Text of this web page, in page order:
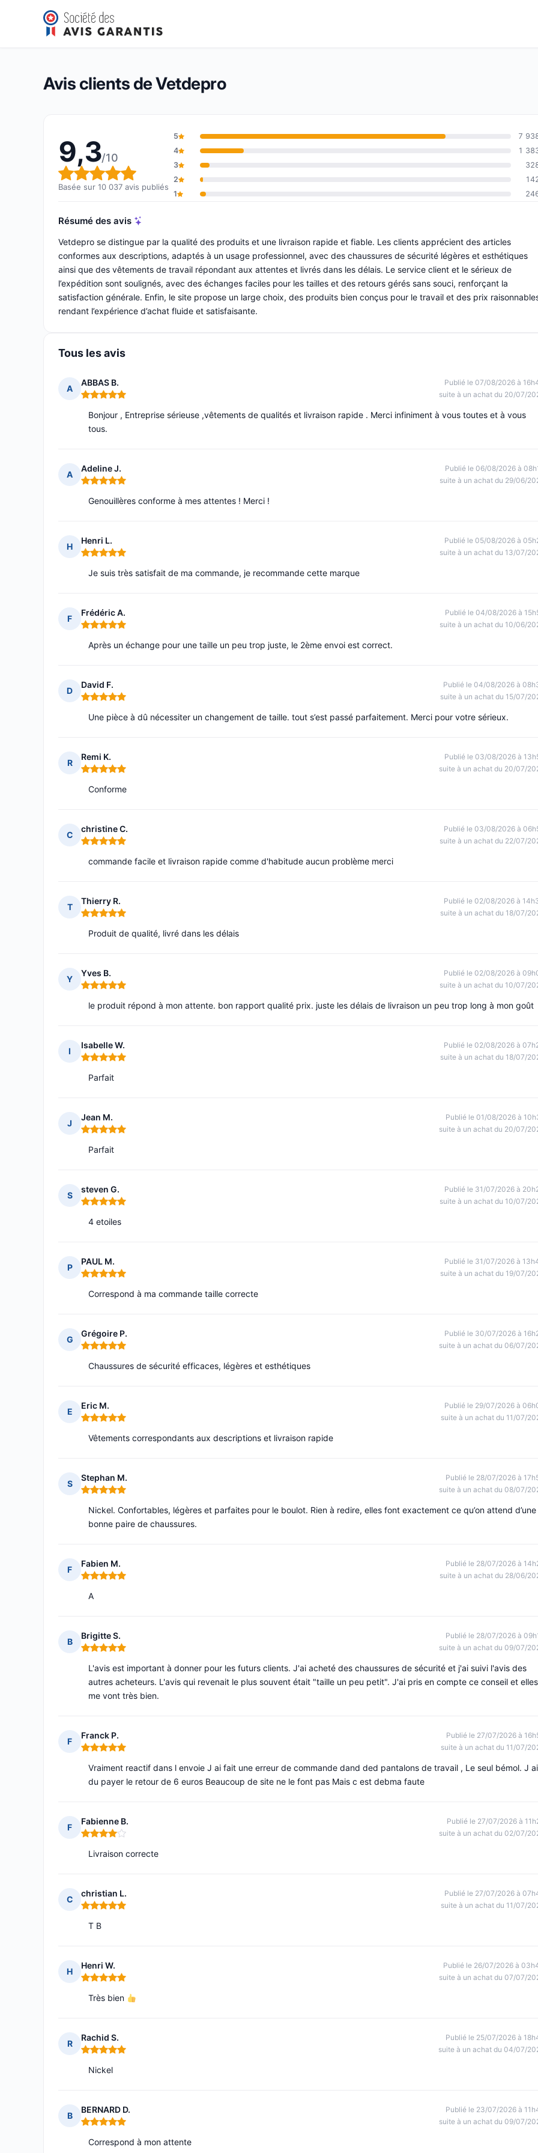
Vetdepro
Note globale : 9,3 sur 10
9,3/10(10 037 avis)
Avis clients de Vetdepro
9,3/10
Note globale : 9,3 sur 10
Basée sur 10 037 avis publiés
5
7
4
1
3
2
1
Résumé des avis
Vetdepro se distingue par la qualité des produits et une livraison rapide et fiable. Les clients apprécient des articles
conformes aux descriptions, adaptés à un usage professionnel, avec des chaussures de sécurité légères et esthétiques
ainsi que des vêtements de travail répondant aux attentes et livrés dans les délais. Le service client et le sérieux de
l’expédition sont soulignés, avec des échanges faciles pour les tailles et des retours gérés sans souci, renforçant la
satisfaction générale. Enfin, le site propose un large choix, des produits bien conçus pour le travail et des prix
rendant l’expérience d’achat fluide et satisfaisante.
Tous les avis
A
ABBAS B.
Note : 5 sur 5
Publié le 07/08/2026 à
suite à un achat du 20/07/
Bonjour , Entreprise sérieuse ,vêtements de qualités et livraison rapide . Merci infiniment à vous toutes et à vous
tous.
A
Adeline J.
Note : 5 sur 5
Publié le 06/08/2026 à
suite à un achat du 29/06/
Genouillères conforme à mes attentes ! Merci !
H
Henri L.
Note : 5 sur 5
Publié le 05/08/2026 à
suite à un achat du 13/07/
Je suis très satisfait de ma commande, je recommande cette marque
F
Frédéric A.
Note : 5 sur 5
Publié le 04/08/2026 à
suite à un achat du 10/06/
Après un échange pour une taille un peu trop juste, le 2ème envoi est correct.
D
David F.
Note : 5 sur 5
Publié le 04/08/2026 à
suite à un achat du 15/07/
Une pièce à dû nécessiter un changement de taille. tout s’est passé parfaitement. Merci pour votre sérieux.
R
Remi K.
Note : 5 sur 5
Publié le 03/08/2026 à
suite à un achat du 20/07/
Conforme
C
christine C.
Note : 5 sur 5
Publié le 03/08/2026 à
suite à un achat du 22/07/
commande facile et livraison rapide comme d'habitude aucun problème merci
T
Thierry R.
Note : 5 sur 5
Publié le 02/08/2026 à
suite à un achat du 18/07/
Produit de qualité, livré dans les délais
Y
Yves B.
Note : 5 sur 5
Publié le 02/08/2026 à
suite à un achat du 10/07/
le produit répond à mon attente. bon rapport qualité prix. juste les délais de livraison un peu trop long à mon goût
I
Isabelle W.
Note : 5 sur 5
Publié le 02/08/2026 à
suite à un achat du 18/07/
Parfait
J
Jean M.
Note : 5 sur 5
Publié le 01/08/2026 à
suite à un achat du 20/07/
Parfait
S
steven G.
Note : 5 sur 5
Publié le 31/07/2026 à
suite à un achat du 10/07/
4 etoiles
P
PAUL M.
Note : 5 sur 5
Publié le 31/07/2026 à
suite à un achat du 19/07/
Correspond à ma commande taille correcte
G
Grégoire P.
Note : 5 sur 5
Publié le 30/07/2026 à
suite à un achat du 06/07/
Chaussures de sécurité efficaces, légères et esthétiques
E
Eric M.
Note : 5 sur 5
Publié le 29/07/2026 à
suite à un achat du 11/07/
Vêtements correspondants aux descriptions et livraison rapide
S
Stephan M.
Note : 5 sur 5
Publié le 28/07/2026 à
suite à un achat du 08/07/
Nickel. Confortables, légères et parfaites pour le boulot. Rien à redire, elles font exactement ce qu’on attend d’une
bonne paire de chaussures.
F
Fabien M.
Note : 5 sur 5
Publié le 28/07/2026 à
suite à un achat du 28/06/
A
B
Brigitte S.
Note : 5 sur 5
Publié le 28/07/2026 à
suite à un achat du 09/07/
L'avis est important à donner pour les futurs clients. J'ai acheté des chaussures de sécurité et j'ai suivi l'avis des
autres acheteurs. L'avis qui revenait le plus souvent était "taille un peu petit". J'ai pris en compte ce conseil et elles
me vont très bien.
F
Franck P.
Note : 5 sur 5
Publié le 27/07/2026 à
suite à un achat du 11/07/
Vraiment reactif dans l envoie J ai fait une erreur de commande dand ded pantalons de travail , Le seul bémol. J ai
du payer le retour de 6 euros Beaucoup de site ne le font pas Mais c est debma faute
F
Fabienne B.
Note : 4 sur 5
Publié le 27/07/2026 à
suite à un achat du 02/07/
Livraison correcte
C
christian L.
Note : 5 sur 5
Publié le 27/07/2026 à
suite à un achat du 11/07/
T B
H
Henri W.
Note : 5 sur 5
Publié le 26/07/2026 à
suite à un achat du 07/07/
Très bien
R
Rachid S.
Note : 5 sur 5
Publié le 25/07/2026 à
suite à un achat du 04/07/
Nickel
B
BERNARD D.
Note : 5 sur 5
Publié le 23/07/2026 à
suite à un achat du 09/07/
Correspond à mon attente